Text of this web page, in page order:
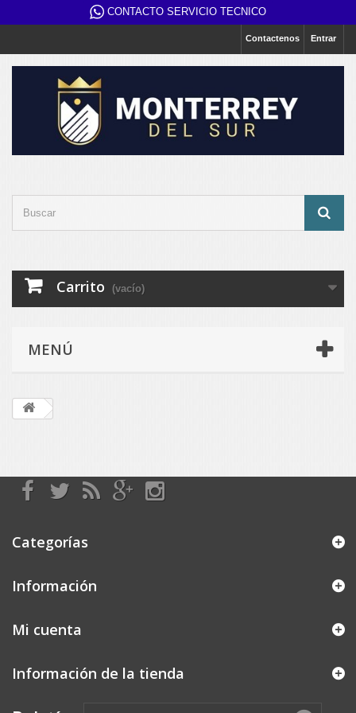
CONTACTO SERVICIO TECNICO
Entrar
Contactenos
Carrito (vacío)
MENÚ
Categorías
Información
Mi cuenta
Información de la tienda